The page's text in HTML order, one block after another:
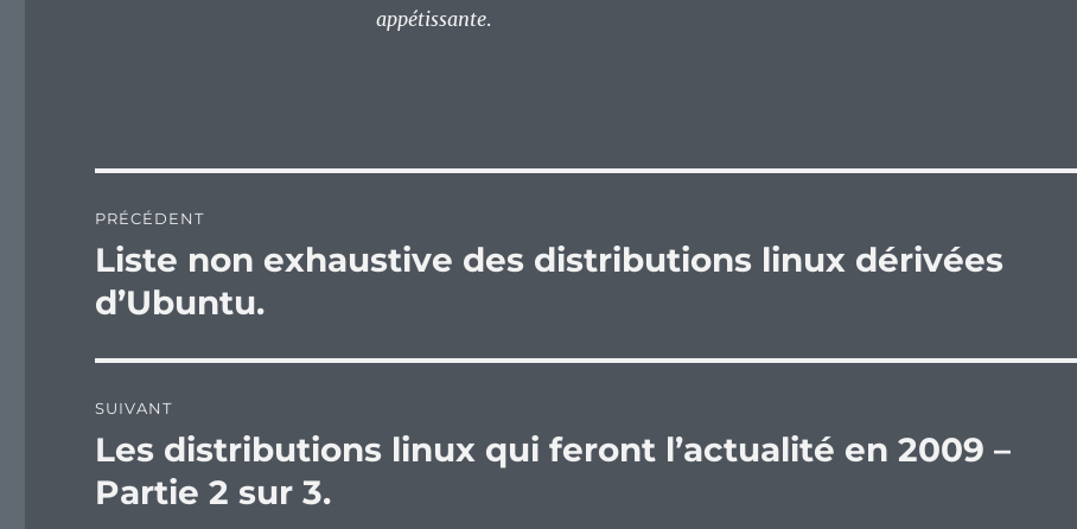
appétissante.
de
l’article
PRÉCÉDENT
Publication
précédente :
Liste non exhaustive des distributions linux dérivées
d’Ubuntu.
SUIVANT
Publication
suivante :
Les distributions linux qui feront l’actualité en 2009 –
Partie 2 sur 3.